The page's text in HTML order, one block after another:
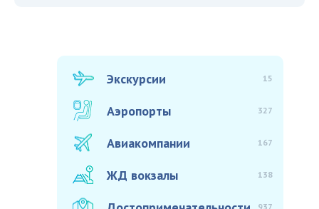
Экскурсии 15
Аэропорты 327
Авиакомпании 167
ЖД вокзалы 138
937